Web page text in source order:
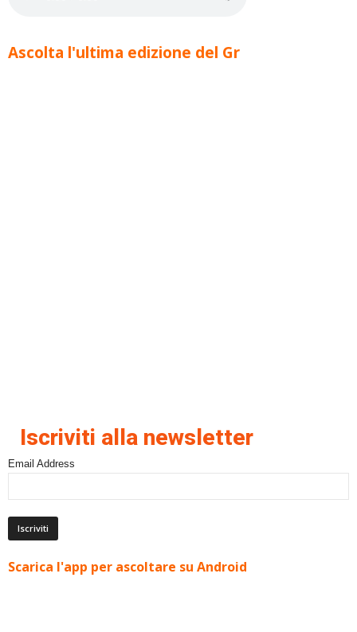
Ascolta l'ultima edizione del Gr
Iscriviti alla newsletter
Email Address
Scarica l'app per ascoltare su Android